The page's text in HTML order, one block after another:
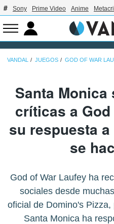
Sony Prime Video Anime
VANDAL JUEGOS GOD OF WAR
Santa
críticas a
su respuesta
se
God of War Laufey ha
sociales desde
oficial de Domino's
Santa Monica ha